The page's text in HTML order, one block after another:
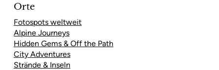
Orte
Fotospots weltweit
Alpine Journeys
Hidden Gems & Off the Path
City Adventures
Strände & Inseln